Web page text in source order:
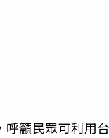
呼籲民眾可利用